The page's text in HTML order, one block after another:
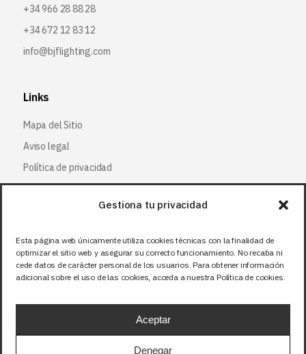
Gestiona tu privacidad
Esta página web únicamente utiliza cookies técnicas con la finalidad de
optimizar el sitio web y asegurar su correcto funcionamiento. No recaba ni
cede datos de carácter personal de los usuarios. Para obtener información
adicional sobre el uso de las cookies, acceda a nuestra Política de cookies.
Aceptar
Denegar
+34 966 28 88 28
+34 672 12 83 12
info@bjflighting.com
Links
Mapa del Sitio
Aviso legal
Política de privacidad
Política de cookies
Síguenos
Facebook
X (Twitter)
Instagram